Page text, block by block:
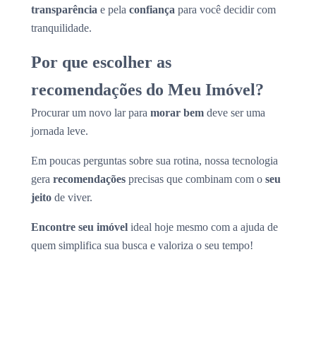
transparência e pela confiança para você decidir com
tranquilidade.
Por que escolher as
recomendações do Meu Imóvel?
Procurar um novo lar para morar bem deve ser uma
jornada leve.
Em poucas perguntas sobre sua rotina, nossa tecnologia
gera recomendações precisas que combinam com o seu
jeito de viver.
Encontre seu imóvel ideal hoje mesmo com a ajuda de
quem simplifica sua busca e valoriza o seu tempo!